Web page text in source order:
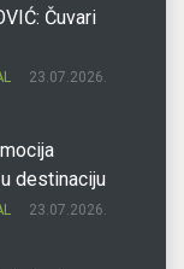
Čuvari
23.07.2026.
destinaciju
23.07.2026.